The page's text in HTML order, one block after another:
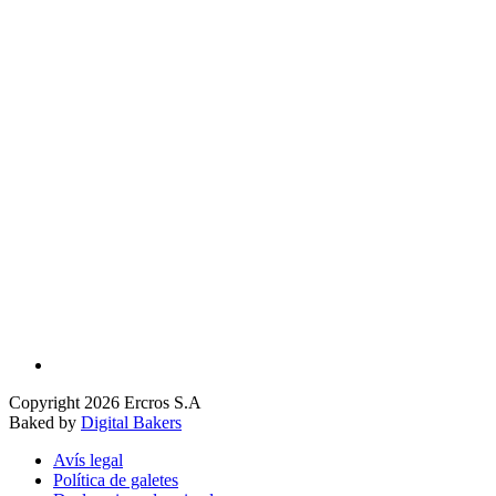
Copyright 2026 Ercros S.A
Baked by Digital Bakers
Avís legal
Política de galetes